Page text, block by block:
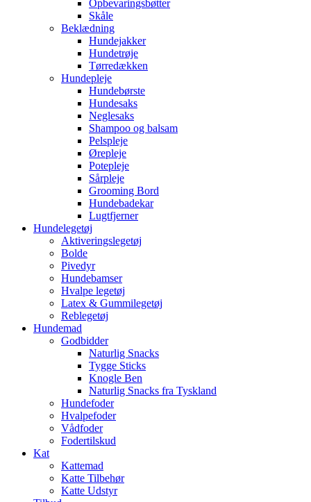
Opbevaringsbøtter
Skåle
Beklædning
Hundejakker
Hundetrøje
Tørredækken
Hundepleje
Hundebørste
Hundesaks
Neglesaks
Shampoo og balsam
Pelspleje
Ørepleje
Potepleje
Sårpleje
Grooming Bord
Hundebadekar
Lugtfjerner
Hundelegetøj
Aktiveringslegetøj
Bolde
Pivedyr
Hundebamser
Hvalpe legetøj
Latex & Gummilegetøj
Reblegetøj
Hundemad
Godbidder
Naturlig Snacks
Tygge Sticks
Knogle Ben
Naturlig Snacks fra Tyskland
Hundefoder
Hvalpefoder
Vådfoder
Fodertilskud
Kat
Kattemad
Katte Tilbehør
Katte Udstyr